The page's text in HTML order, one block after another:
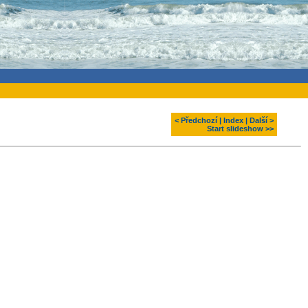
< Předchozí Index
Další >
Start slideshow >>